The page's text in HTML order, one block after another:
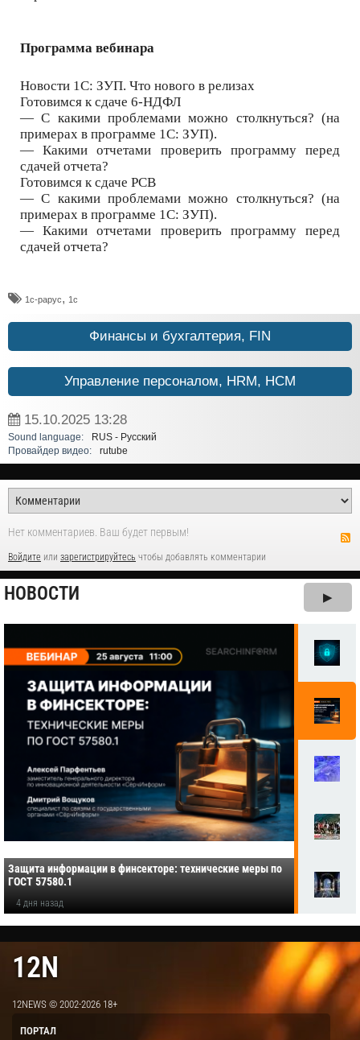
Программа вебинара
Новости 1С: ЗУП. Что нового в релизах
Готовимся к сдаче 6‑НДФЛ
— С какими проблемами можно столкнуться? (на
примерах в программе 1С: ЗУП).
— Какими отчетами проверить программу перед
сдачей отчета?
Готовимся к сдаче РСВ
— С какими проблемами можно столкнуться? (на
примерах в программе 1С: ЗУП).
— Какими отчетами проверить программу перед
сдачей отчета?
1с-рарус, 1с
Финансы и бухгалтерия, FIN
Управление персоналом, HRM, НСM
15.10.2025 13:28
Sound language:
RUS - Русский
Провайдер видео:
rutube
Нет комментариев. Ваш будет первым!
Войдите или зарегистрируйтесь чтобы добавлять комментарии
НОВОСТИ ▶
Защита информации в финсекторе: технические меры по
ГОСТ 57580.1
4 дня назад
12N
12NEWS © 2002-2026 18+
ПОРТАЛ